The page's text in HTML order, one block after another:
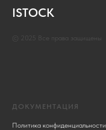
ISTOCK
© 2025 Все права защищены
ДОКУМЕНТАЦИЯ
Политика конфиденциальности